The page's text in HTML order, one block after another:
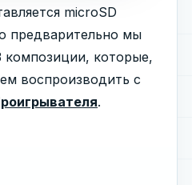
microSD
предварительно мы
композиции, которые,
воспроизводить с
.